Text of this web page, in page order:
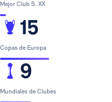
Mejor Club S. XX
15
Copas de Europa
9
Mundiales de Clubes